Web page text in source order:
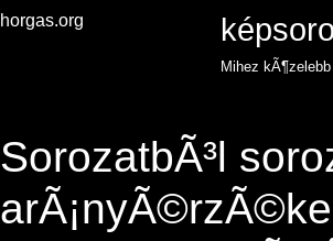
horgas.org
Mihez kÃ¶zelebb
SorozatbÃ³l